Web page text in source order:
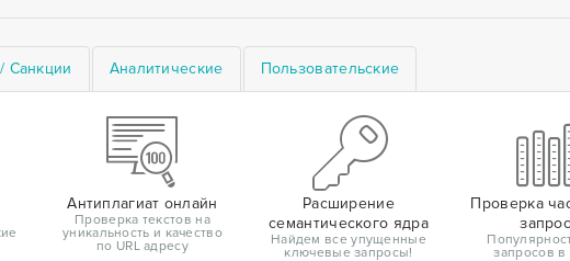
Санкции Аналитические Пользовательские
Антиплагиат онлайн
Проверка текстов на
уникальность и качество
по URL адресу
Расширение
семантического ядра
Найдем все упущенные
ключевые запросы!
Проверка
запросов в